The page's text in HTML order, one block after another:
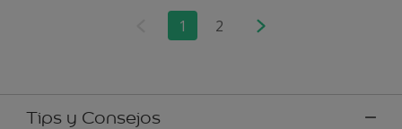
1 2
Tips y Consejos